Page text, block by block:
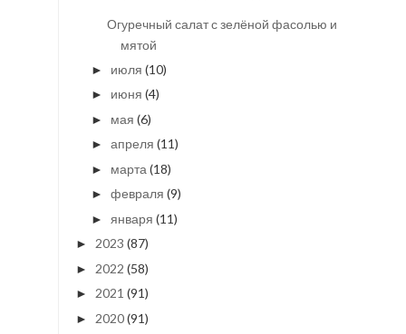
Огуречный салат с зелёной фасолью и
мятой
► июля (10)
► июня (4)
► мая (6)
► апреля (11)
► марта (18)
► февраля (9)
► января (11)
► 2023 (87)
► 2022 (58)
► 2021 (91)
► 2020(91)